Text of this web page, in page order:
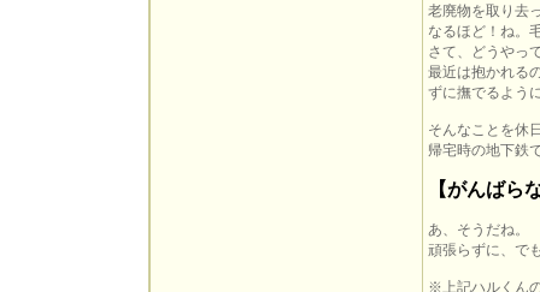
老廃物を取り去
なるほど！ね。
さて、どうやっ
最近は抱かれる
ずに撫でるよう
そんなことを休
帰宅時の地下鉄
【がんば
あ、そうだね。
頑張らずに、で
※上記ハルくん